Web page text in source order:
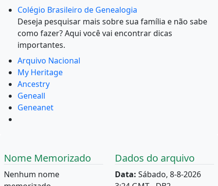
Colégio Brasileiro de Genealogia
Deseja pesquisar mais sobre sua família e não sabe
como fazer? Aqui você vai encontrar dicas
importantes.
Arquivo Nacional
My Heritage
Ancestry
Geneall
Geneanet
Nome Memorizado
Nenhum nome
Dados do arquivo
Data: Sábado, 8-8-2026